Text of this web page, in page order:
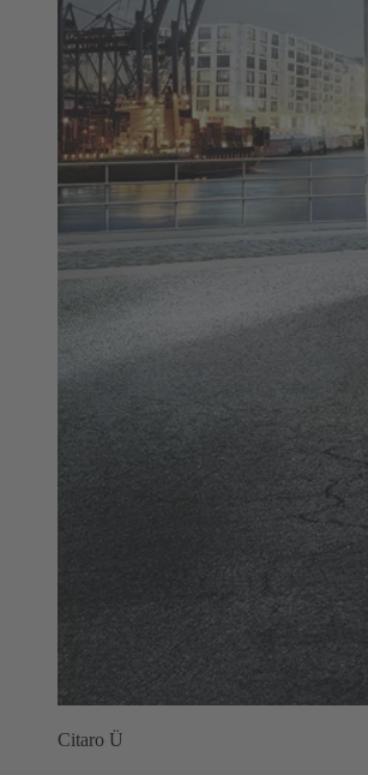
Citaro Ü